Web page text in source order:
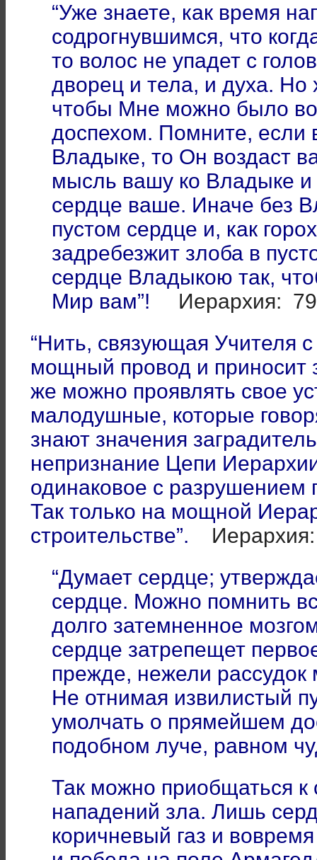
“Уже знаете, как время
содрогнувшимся, что
то волос не упадет с
дворец и тела, и духа. Но
чтобы Мне можно было
доспехом. Помните, если
Владыке, то Он воздаст
мысль вашу ко Владыке
сердце ваше. Иначе без
пустом сердце и, как
задребезжит злоба в
сердце Владыкою так,
Мир вам”! Иерархия: 79
“Нить, связующая Учителя
мощный провод и приносит
же можно проявлять свое
малодушные, которые
знают значения
непризнание Цепи
одинаковое с разрушением
Так только на мощной
строительстве”.
“Думает сердце;
сердце. Можно помнить
долго затемненное
сердце затрепещет
прежде, нежели рассудок
Не отнимая извилистый
умолчать о прямейшем
подобном луче, равном
Так можно приобщаться к
нападений зла. Лишь
коричневый газ и